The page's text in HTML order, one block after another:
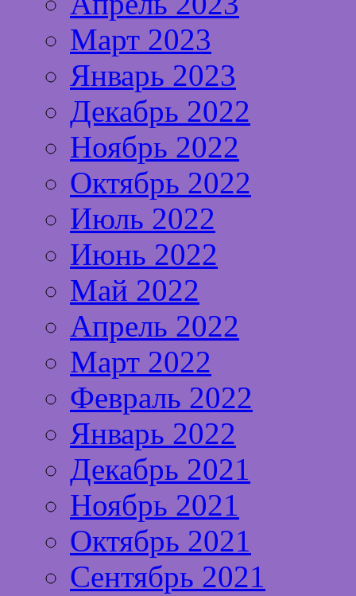
Март 2023
Январь 2023
Декабрь 2022
Ноябрь 2022
Октябрь 2022
Июль 2022
Июнь 2022
Май 2022
Апрель 2022
Март 2022
Февраль 2022
Январь 2022
Декабрь 2021
Ноябрь 2021
Октябрь 2021
Сентябрь 2021